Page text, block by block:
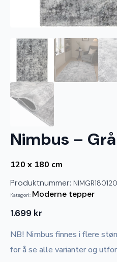
Nimbus – Grå
120 x 180 cm
Produktnummer: NIMGR180120
Kategori: Moderne tepper
1.699 kr
NB! Nimbus finnes i flere
for å se alle varianter og